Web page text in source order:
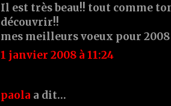
Il est très beau!! tout comme
découvrir!!
mes meilleurs voeux pour 2008
1 janvier 2008 à 11:24
paola a dit…